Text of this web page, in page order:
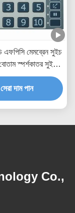
এফপিসি মেমব্রেন সুইচ
স্পর্শকাতর সুইচ
কীপ্যাড
সেরা দাম পান
Co.,